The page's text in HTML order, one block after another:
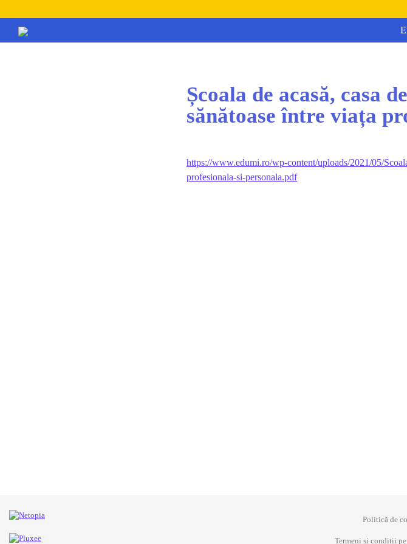
Școala de acasă, casa
sănătoase între viața
https://www.edumi.ro/wp-content/uploads/2021/05/
profesionala-si-personala.pdf
Politică de
Termeni si condiții